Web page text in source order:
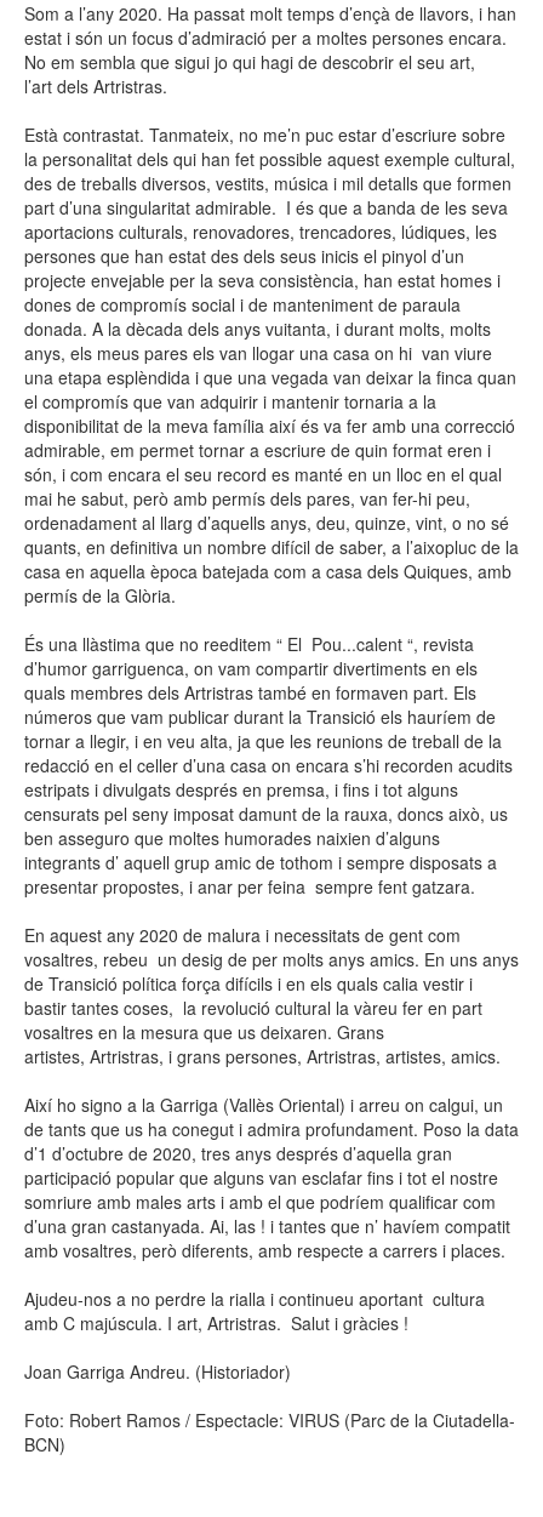
Som a l’any 2020. Ha passat molt temps d’ençà de llavors, i han
estat i són un focus d’admiració per a moltes persones encara.
No em sembla que sigui jo qui hagi de descobrir el seu art,
l’art dels Artristras.
Està contrastat. Tanmateix, no me’n puc estar d’escriure sobre
la personalitat dels qui han fet possible aquest exemple cultural,
des de treballs diversos, vestits, música i mil detalls que formen
part d’una singularitat admirable. I és que a banda de les seva
aportacions culturals, renovadores, trencadores, lúdiques, les
persones que han estat des dels seus inicis el pinyol d’un
projecte envejable per la seva consistència, han estat homes i
dones de compromís social i de manteniment de paraula
donada. A la dècada dels anys vuitanta, i durant molts, molts
anys, els meus pares els van llogar una casa on hi van viure
una etapa esplèndida i que una vegada van deixar la finca quan
el compromís que van adquirir i mantenir tornaria a la
disponibilitat de la meva família així és va fer amb una correcció
admirable, em permet tornar a escriure de quin format eren i
són, i com encara el seu record es manté en un lloc en el qual
mai he sabut, però amb permís dels pares, van fer-hi peu,
ordenadament al llarg d’aquells anys, deu, quinze, vint, o no sé
quants, en definitiva un nombre difícil de saber, a l’aixopluc de la
casa en aquella època batejada com a casa dels Quiques, amb
permís de la Glòria.
És una llàstima que no reeditem “ El Pou...calent “, revista
d’humor garriguenca, on vam compartir divertiments en els
quals membres dels Artristras també en formaven part. Els
números que vam publicar durant la Transició els hauríem de
tornar a llegir, i en veu alta, ja que les reunions de treball de la
redacció en el celler d’una casa on encara s’hi recorden acudits
estripats i divulgats després en premsa, i fins i tot alguns
censurats pel seny imposat damunt de la rauxa, doncs això, us
ben asseguro que moltes humorades naixien d’alguns
integrants d’ aquell grup amic de tothom i sempre disposats a
presentar propostes, i anar per feina sempre fent gatzara.
En aquest any 2020 de malura i necessitats de gent com
vosaltres, rebeu un desig de per molts anys amics. En uns anys
de Transició política força difícils i en els quals calia vestir i
bastir tantes coses, la revolució cultural la vàreu fer en part
vosaltres en la mesura que us deixaren. Grans
artistes, Artristras, i grans persones, Artristras, artistes, amics.
Així ho signo a la Garriga (Vallès Oriental) i arreu on calgui, un
de tants que us ha conegut i admira profundament. Poso la data
d’1 d’octubre de 2020, tres anys després d’aquella gran
participació popular que alguns van esclafar fins i tot el nostre
somriure amb males arts i amb el que podríem qualificar com
d’una gran castanyada. Ai, las ! i tantes que n’ havíem compatit
amb vosaltres, però diferents, amb respecte a carrers i places.
Ajudeu-nos a no perdre la rialla i continueu aportant cultura
amb C majúscula. I art, Artristras. Salut i gràcies !
Joan Garriga Andreu. (Historiador)
Foto: Robert Ramos / Espectacle: VIRUS (Parc de la Ciutadella-
BCN)